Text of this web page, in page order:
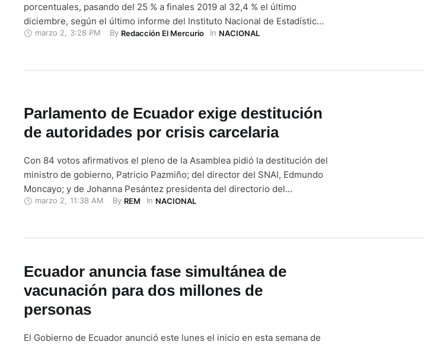
porcentuales, pasando del 25 % a finales 2019 al 32,4 % el último
diciembre, según el último informe del Instituto Nacional de Estadística
y Censos (INEC). El documento, difundido este martes, indica que la
marzo 2, 3:28 PM By Redacción El Mercurio In NACIONAL
Parlamento de Ecuador exige destitución
de autoridades por crisis carcelaria
Con 84 votos afirmativos el pleno de la Asamblea pidió la destitución del
ministro de gobierno, Patricio Pazmiño; del director del SNAI, Edmundo
Moncayo; y de Johanna Pesántez presidenta del directorio del
organismo de rehabilitación social. El 1 de Marzo de 2021
marzo 2, 11:38 AM By REM In NACIONAL
Ecuador anuncia fase simultánea de
vacunación para dos millones de
personas
El Gobierno de Ecuador anunció este lunes el inicio en esta semana de